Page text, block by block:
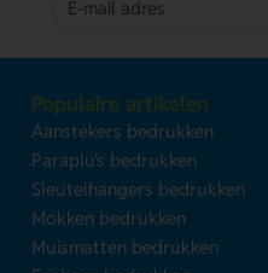
Populaire artikelen
Aanstekers bedrukken
Paraplu's bedrukken
Sleutelhangers bedrukken
Mokken bedrukken
Muismatten bedrukken